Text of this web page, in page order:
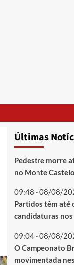
Últimas
Pedestre morre
no Monte
09:48 - 08/08/
Partidos têm até
candidaturas
09:04 - 08/08/
O Campeonato
movimentada